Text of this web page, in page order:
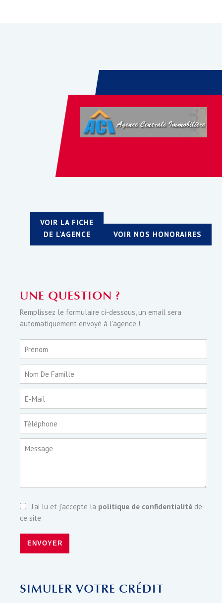
VOIR LA FICHE
DE L'AGENCE
VOIR NOS HONORAIRES
UNE QUESTION ?
Remplissez le formulaire ci-dessous, un email sera
automatiquement envoyé à l'agence !
Prénom
Nom De Famille
E-Mail
Téléphone
Message
J’ai lu et j'accepte la politique de confidentialité de
ce site
ENVOYER
SIMULER VOTRE CRÉDIT